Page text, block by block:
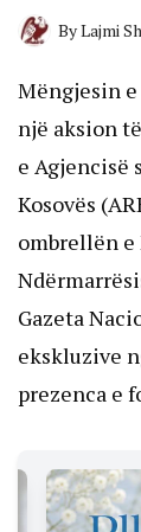
ByLajmi
Mëngjesin e
një aksion
e Agjencisë
Kosovës
ombrellën
Gazeta
ekskluzive
prezenca e